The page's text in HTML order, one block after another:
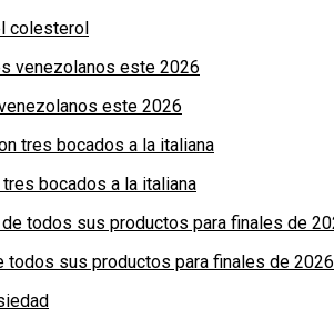
colesterol
este 2026
bocados a la italiana
sus productos para finales de 2026